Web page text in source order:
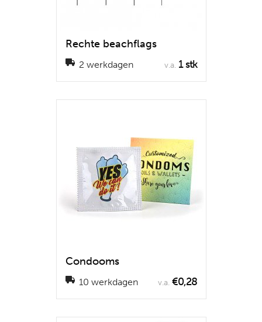
Rechte beachflags
2 werkdagen v.a. 1 stk
Condooms
10 werkdagen v.a. €0,28